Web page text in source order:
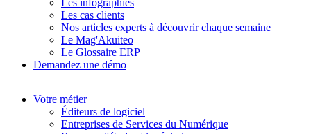
Les infographies
Les cas clients
Nos articles experts à découvrir chaque semaine
Le Mag'Akuiteo
Le Glossaire ERP
Demandez une démo
Votre métier
Éditeurs de logiciel
Entreprises de Services du Numérique